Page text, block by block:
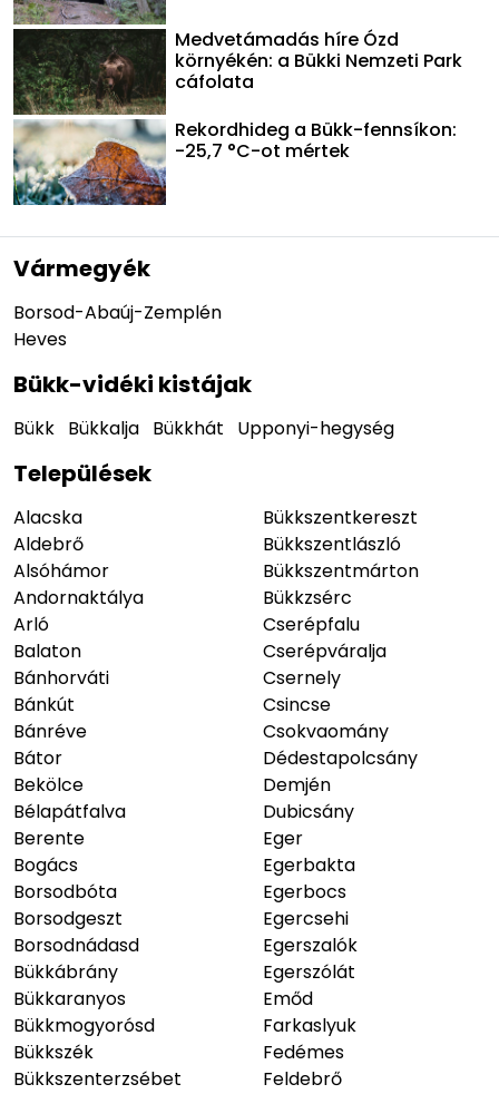
Medvetámadás híre Ózd
környékén: a Bükki Nemzeti Park
cáfolata
Rekordhideg a Bükk-fennsíkon:
-25,7 °C-ot mértek
Vármegyék
Borsod-Abaúj-Zemplén
Heves
Bükk-vidéki kistájak
Bükk Bükkalja Bükkhát Upponyi-hegység
Települések
Alacska
Aldebrő
Alsóhámor
Andornaktálya
Arló
Balaton
Bánhorváti
Bánkút
Bánréve
Bátor
Bekölce
Bélapátfalva
Berente
Bogács
Borsodbóta
Borsodgeszt
Borsodnádasd
Bükkábrány
Bükkaranyos
Bükkmogyorósd
Bükkszék
Bükkszenterzsébet
Bükkszentkereszt
Bükkszentlászló
Bükkszentmárton
Bükkzsérc
Cserépfalu
Cserépváralja
Csernely
Csincse
Csokvaomány
Dédestapolcsány
Demjén
Dubicsány
Eger
Egerbakta
Egerbocs
Egercsehi
Egerszalók
Egerszólát
Emőd
Farkaslyuk
Fedémes
Feldebrő